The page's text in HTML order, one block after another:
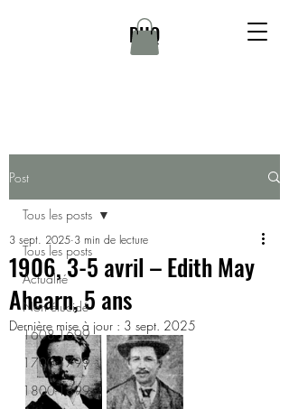
DHQ
Post
Tous les posts
Actualité
Non élucidé
1608-1699
1700-1799
1800-1899
Tous les posts
1906, 3-5 avril – Edith May
Ahearn, 5 ans
3 sept. 2025 3 min de lecture
Dernière mise à jour : 3 sept. 2025